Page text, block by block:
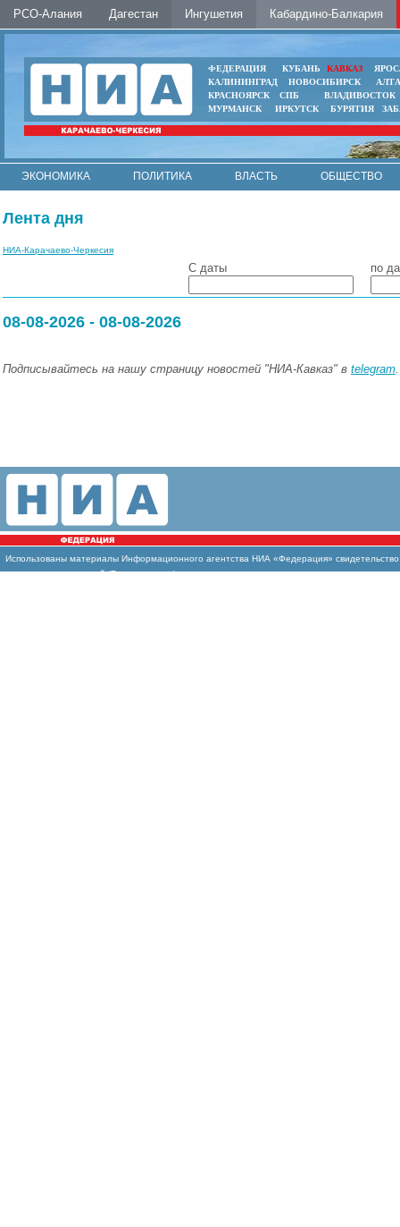
РСО-Алания Дагестан Ингушетия Кабардино-Балкария
ФЕДЕРАЦИЯ КУБАНЬ КАВКАЗ
КАЛИНИНГРАД
НОВОСИБИРСК
КРАСНОЯРСК
СПБ
ВЛАДИВОСТОК
МУРМАНСК
ИРКУТСК БУРЯТИЯ
ЭКОНОМИКА ПОЛИТИКА ВЛАСТЬ
ОБЩЕСТВО
Лента дня
НИА-Карачаево-Черкесия
С даты по
08-08-2026 - 08-08-2026
Подписывайтесь на нашу страницу новостей "НИА-Кавказ" в telegram
Использованы материалы Информационного агентства НИА «Федерация»
массовых коммуникаций (Роскомнадзор)